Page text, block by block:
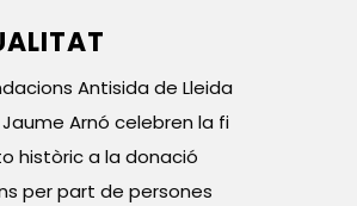
Antisida de Lleida
Jaume Arnó celebren la fi
històric a la donació
per part de persones